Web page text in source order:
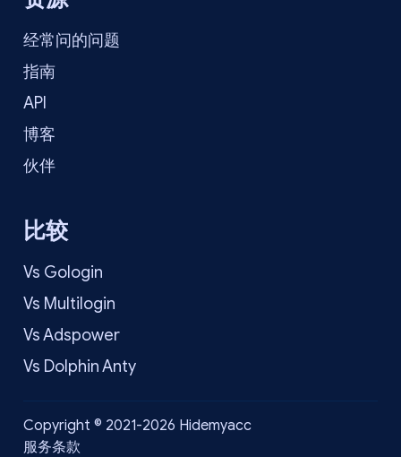
经常问的问题
指南
API
博客
伙伴
比较
Vs Gologin
Vs Multilogin
Vs Adspower
Vs Dolphin Anty
Copyright © 2021-2026 Hidemyacc
服务条款